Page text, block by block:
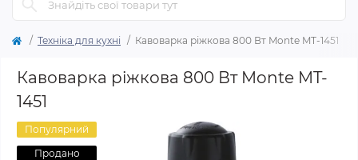
Техніка для кухні Кавоварка ріжкова 800 Вт Monte MT-1451
Кавоварка ріжкова 800 Вт Monte MT-
1451
Популярний
Продано